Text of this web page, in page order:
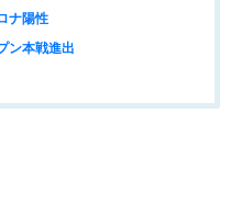
ナ陽性
ン本戦進出